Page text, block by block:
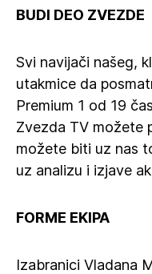
BUDI DEO ZVEZDE
Svi navijači našeg,
utakmice da
Premium 1 od 19
Zvezda TV možete
možete biti uz nas
uz analizu i izjave
FORME EKIPA
Izabranici Vladana